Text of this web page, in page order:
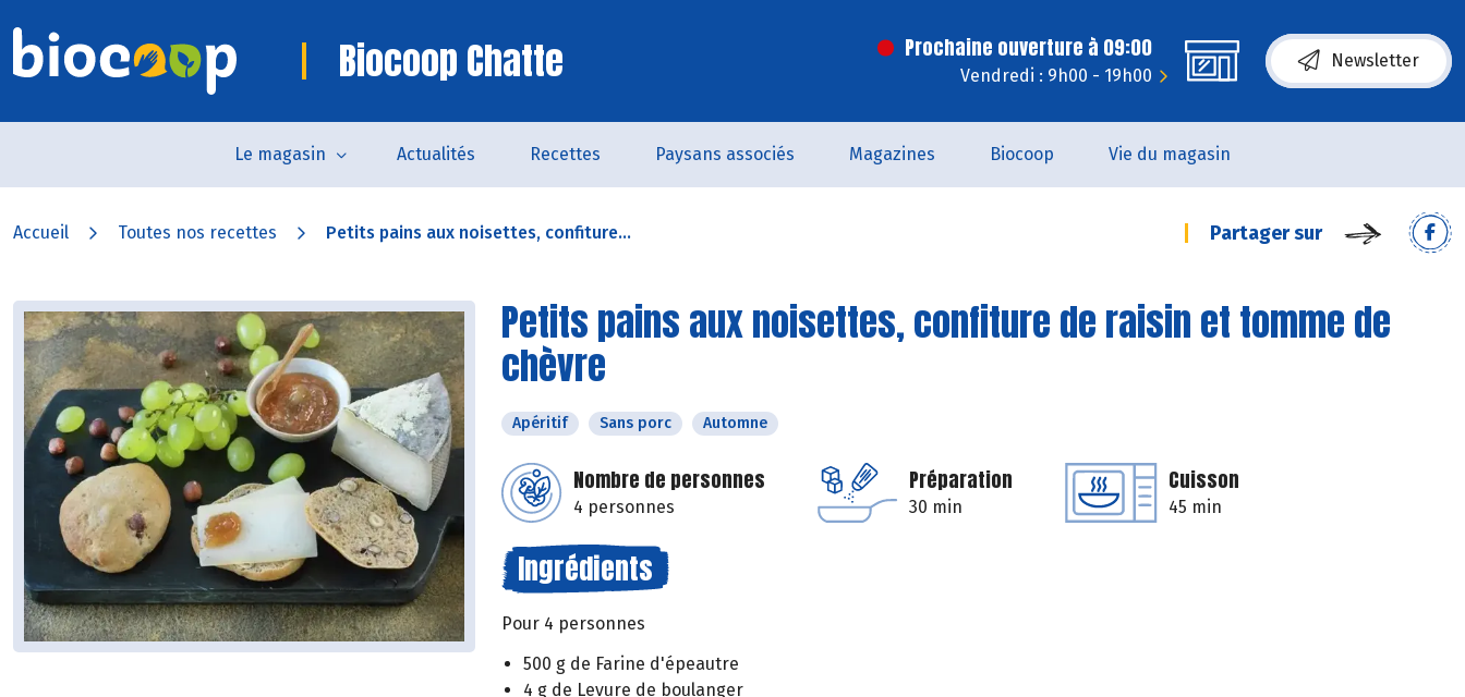
Biocoop Chatte Prochaine ouverture à 09:00
Vendredi : 9h00 - 19h00
Newsletter
Le magasin Actualités Recettes Paysans associés Magazines Biocoop Vie du magasin
Accueil Toutes nos recettes Petits pains aux noisettes, confiture... Partager sur
Petits pains aux noisettes, confiture de raisin et tomme de
chèvre
Apéritif Sans porc Automne
Nombre de personnes
4 personnes
Préparation
30 min
Cuisson
45 min
Ingrédients
Pour 4 personnes
500 g de Farine d'épeautre
4 g de Levure de boulanger